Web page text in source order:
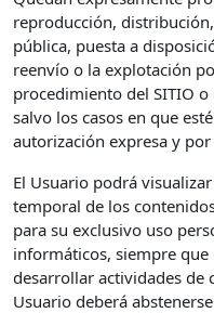
reproducción,
pública, puesta a
reenvío o la explotación
procedimiento del SITIO
salvo los casos en que
autorización expresa y por
El Usuario podrá
temporal de los
para su exclusivo uso
informáticos, siempre
desarrollar actividades de
Usuario deberá